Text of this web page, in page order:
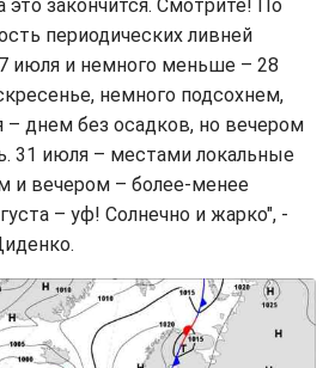
это закончится. Смотрите! По
периодических ливней
июля и немного меньше – 28
немного подсохнем,
– днем без осадков, но вечером
31 июля – местами локальные
и вечером – более-менее
– уф! Солнечно и жарко", -